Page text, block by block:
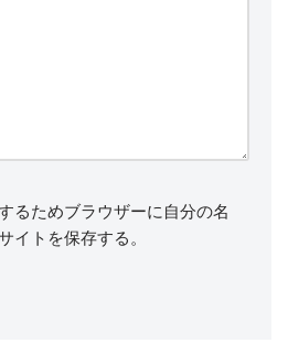
るためブラウザーに自分の名
イトを保存する。